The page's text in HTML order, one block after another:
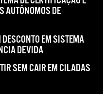
AUTÔNOMOS DE
EM SISTEMA
DEVIDA
SEM CAIR EM CILADAS